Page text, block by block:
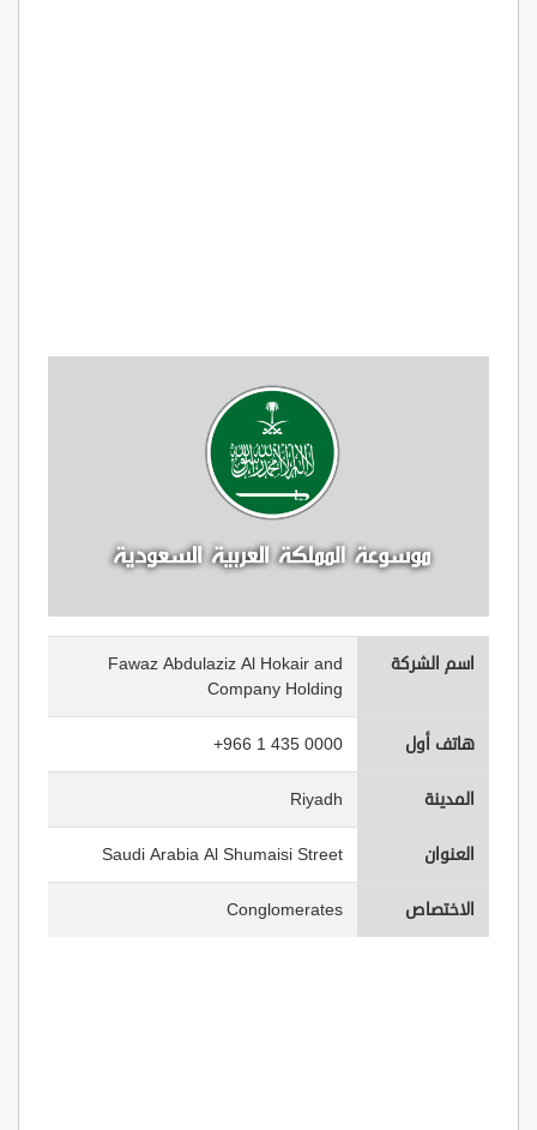
اسم الشركة
Fawaz Abdulaziz Al Hokair and
Company Holding
هاتف أول +966 1 435 0000
المدينة Riyadh
العنوان Saudi Arabia Al Shumaisi Street
الاختصاص Conglomerates